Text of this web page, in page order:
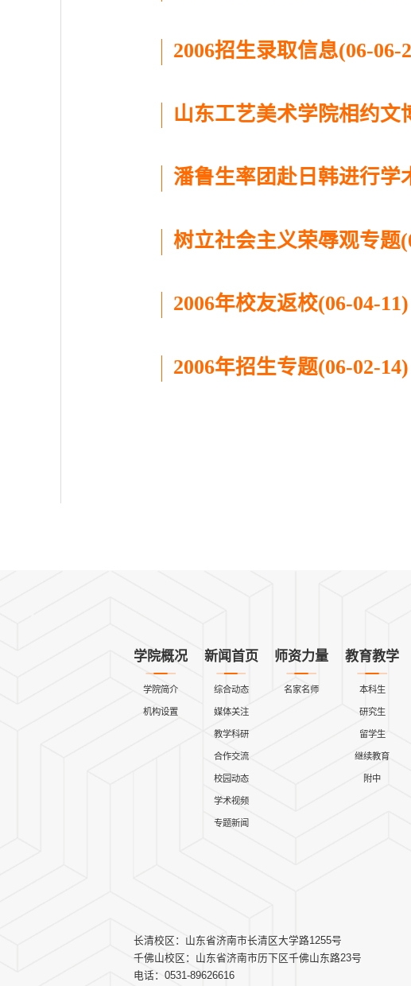
2006招生录取信息(06-06-
山东工艺美术学院相约文
潘鲁生率团赴日韩进行学
树立社会主义荣辱观专题
2006年校友返校(06-04-11)
2006年招生专题(06-02-14)
学院概况
学院简介
机构设置
新闻首页
综合动态
媒体关注
教学科研
合作交流
校园动态
学术视频
专题新闻
师资力量
名家名师
教育教学
本科生
研究生
留学生
继续教育
附中
长清校区：山东省济南市长清区大学路1255号
千佛山校区：山东省济南市历下区千佛山东路23号
电话：0531-89626616